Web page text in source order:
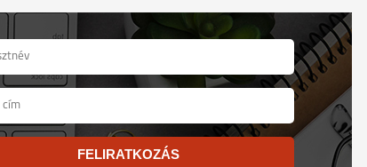
FELIRATKOZÁS